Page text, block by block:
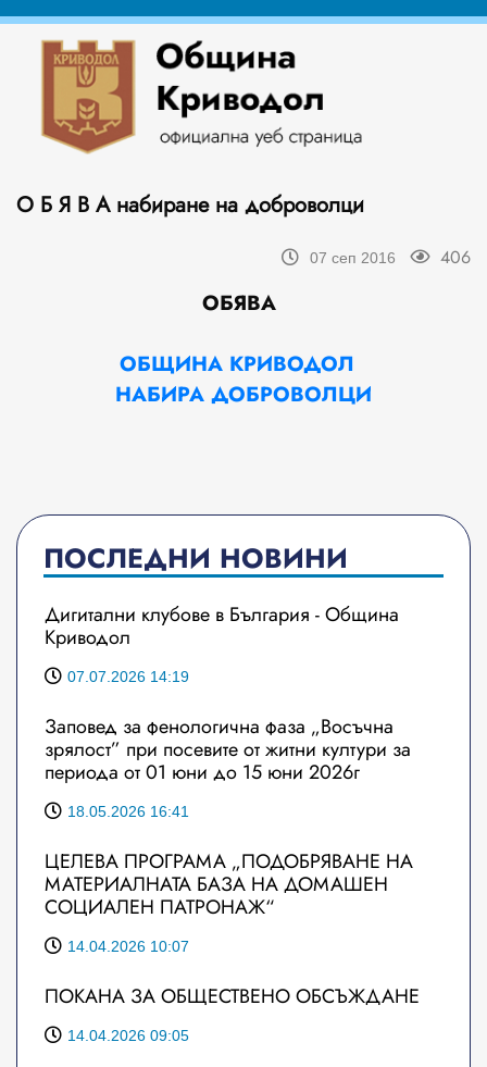
О Б Я В А набиране на доброволци
07 сеп 2016 406
ОБЯВА
ОБЩИНА КРИВОДОЛ
НАБИРА ДОБРОВОЛЦИ
ПОСЛЕДНИ НОВИНИ
Дигитални клубове в България - Община
Криводол
07.07.2026 14:19
Заповед за фенологична фаза „Восъчна
зрялост” при посевите от житни култури за
периода от 01 юни до 15 юни 2026г
18.05.2026 16:41
ЦЕЛЕВА ПРОГРАМА „ПОДОБРЯВАНЕ НА
МАТЕРИАЛНАТА БАЗА НА ДОМАШЕН
СОЦИАЛЕН ПАТРОНАЖ“
14.04.2026 10:07
ПОКАНА ЗА ОБЩЕСТВЕНО ОБСЪЖДАНЕ
14.04.2026 09:05